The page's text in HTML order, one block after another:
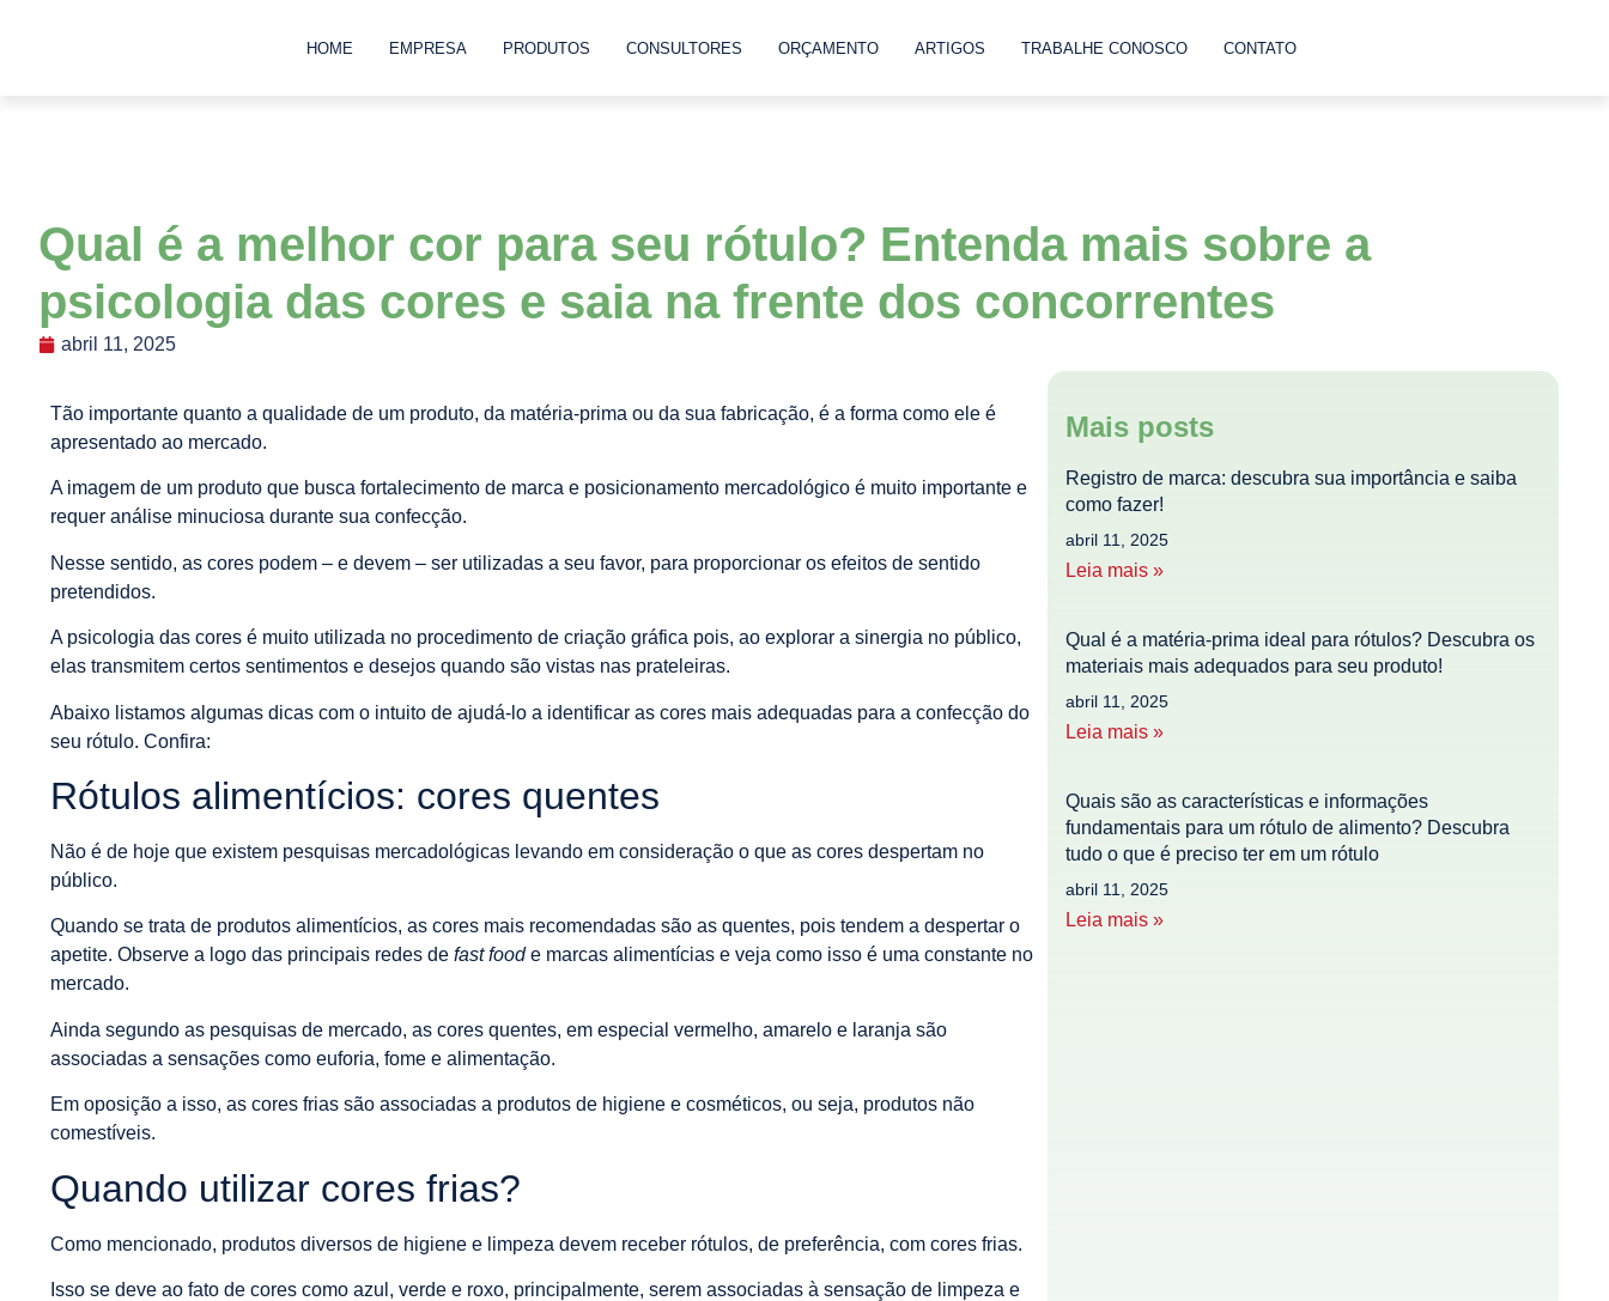
HOME EMPRESA PRODUTOS CONSULTORES ORÇAMENTO ARTIGOS TRABALHE CONOSCO CONTATO
Qual é a melhor cor para seu rótulo? Entenda mais sobre a
psicologia das cores e saia na frente dos concorrentes
abril 11, 2025
Tão importante quanto a qualidade de um produto, da matéria-prima ou da sua fabricação, é a forma como ele é
apresentado ao mercado.
A imagem de um produto que busca fortalecimento de marca e posicionamento mercadológico é muito importante e
requer análise minuciosa durante sua confecção.
Nesse sentido, as cores podem – e devem – ser utilizadas a seu favor, para proporcionar os efeitos de sentido
pretendidos.
A psicologia das cores é muito utilizada no procedimento de criação gráfica pois, ao explorar a sinergia no público,
elas transmitem certos sentimentos e desejos quando são vistas nas prateleiras.
Abaixo listamos algumas dicas com o intuito de ajudá-lo a identificar as cores mais adequadas para a confecção do
seu rótulo. Confira:
Rótulos alimentícios: cores quentes
Não é de hoje que existem pesquisas mercadológicas levando em consideração o que as cores despertam no
público.
Quando se trata de produtos alimentícios, as cores mais recomendadas são as quentes, pois tendem a despertar o
apetite. Observe a logo das principais redes de fast foode marcas alimentícias e veja como isso é uma constante no
mercado.
Ainda segundo as pesquisas de mercado, as cores quentes, em especial vermelho, amarelo e laranja são
associadas a sensações como euforia, fome e alimentação.
Em oposição a isso, as cores frias são associadas a produtos de higiene e cosméticos, ou seja, produtos não
comestíveis.
Quando utilizar cores frias?
Como mencionado, produtos diversos de higiene e limpeza devem receber rótulos, de preferência, com cores frias.
Isso se deve ao fato de cores como azul, verde e roxo, principalmente, serem associadas à sensação de limpeza e
Mais posts
Registro de marca: descubra sua importância e saiba
como fazer!
abril 11, 2025
Leia mais »
Qual é a matéria-prima ideal para rótulos? Descubra os
materiais mais adequados para seu produto!
abril 11, 2025
Leia mais »
Quais são as características e informações
fundamentais para um rótulo de alimento? Descubra
tudo o que é preciso ter em um rótulo
abril 11, 2025
Leia mais »